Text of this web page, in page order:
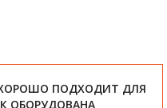
ПОДХОДИТ ДЛЯ
ОБОРУДОВАНА